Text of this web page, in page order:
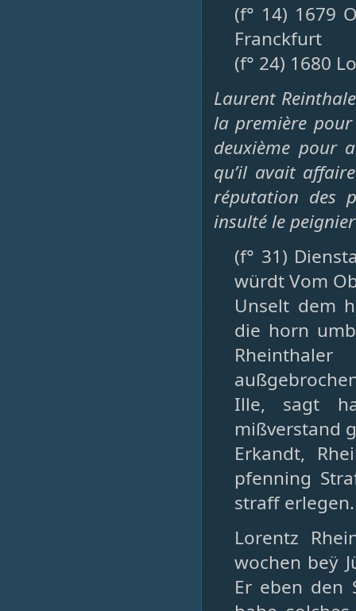
(f° 14) 1679
Franckfurt
(f° 24) 1680
Laurent
la première
deuxième pour
qu’il avait
réputation des
insulté le
(f° 31)
würdt Vom
Unselt dem
die horn
Ille, sagt
mißverstand
Erkandt,
pfenning
straff erlegen.
Lorentz
wochen beÿ
Er eben den